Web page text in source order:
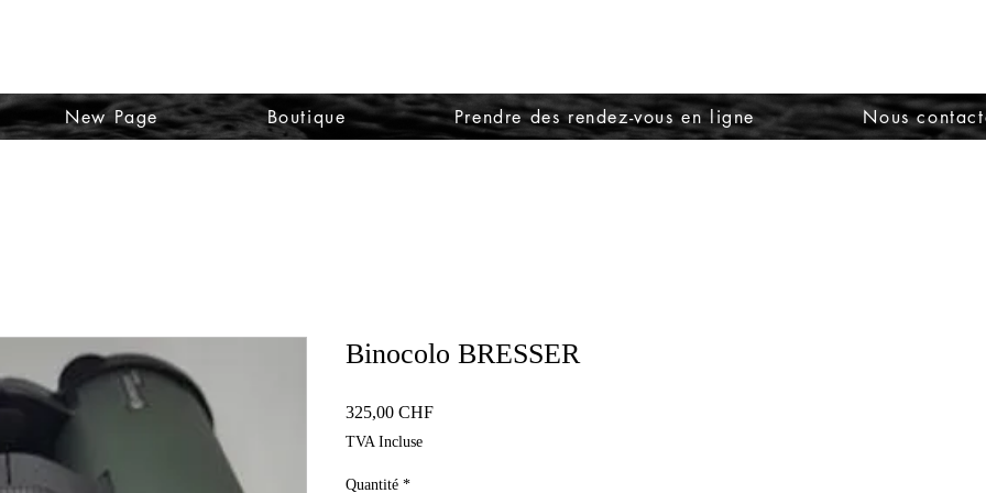
New Page Boutique Prendre des rendez-vous en ligne Nous
Binocolo BRESSER
325,00 CHFPrix
TVA Incluse
Quantité *